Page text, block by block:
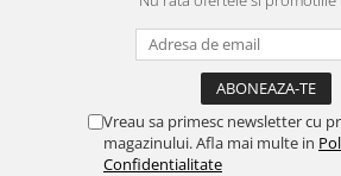
Vreau sa primesc newsletter cu
magazinului. Afla mai multe in
Confidentialitate